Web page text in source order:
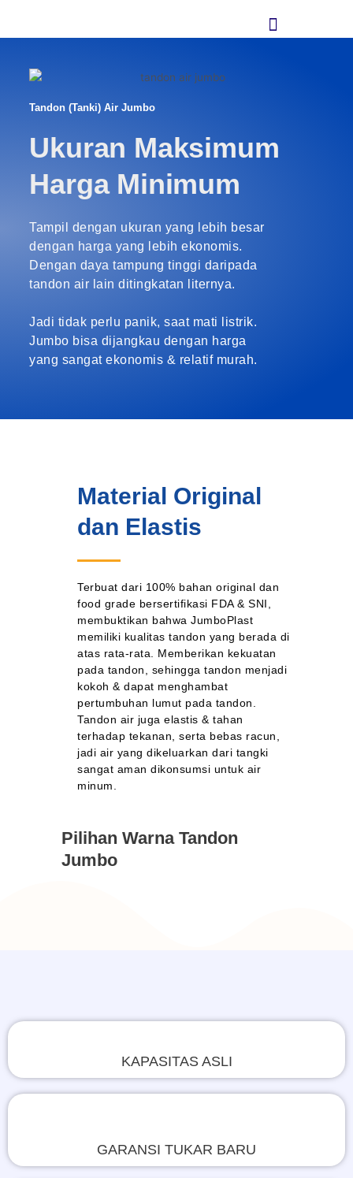
Menu
Tandon (Tanki) Air Jumbo
Ukuran Maksimum
Harga Minimum
Tampil dengan ukuran yang lebih besar
dengan harga yang lebih ekonomis.
Dengan daya tampung tinggi daripada
tandon air lain ditingkatan liternya.
Jadi tidak perlu panik, saat mati listrik.
Jumbo bisa dijangkau dengan harga
yang sangat ekonomis & relatif murah.
Material Original
dan Elastis
Terbuat dari 100% bahan original dan
food grade bersertifikasi FDA & SNI,
membuktikan bahwa JumboPlast
memiliki kualitas tandon yang berada di
atas rata-rata. Memberikan kekuatan
pada tandon, sehingga tandon menjadi
kokoh & dapat menghambat
pertumbuhan lumut pada tandon.
Tandon air juga elastis & tahan
terhadap tekanan, serta bebas racun,
jadi air yang dikeluarkan dari tangki
sangat aman dikonsumsi untuk air
minum.
Pilihan Warna Tandon
Jumbo
KAPASITAS ASLI
GARANSI TUKAR BARU